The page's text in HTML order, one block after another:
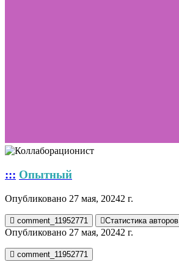
::: Опытный
Опубликовано 27 мая, 20242 г.
comment_11952771 Статистика авторов
Опубликовано 27 мая, 20242 г.
comment_11952771